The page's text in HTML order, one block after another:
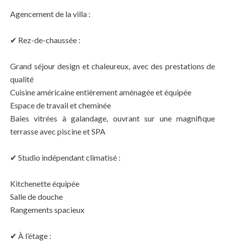
Agencement de la villa :
✔ Rez-de-chaussée :
Grand séjour design et chaleureux, avec des prestations de
qualité
Cuisine américaine entièrement aménagée et équipée
Espace de travail et cheminée
Baies vitrées à galandage, ouvrant sur une magnifique
terrasse avec piscine et SPA
✔ Studio indépendant climatisé :
Kitchenette équipée
Salle de douche
Rangements spacieux
✔ À l’étage :